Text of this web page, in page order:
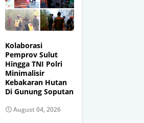
Kolaborasi
Pemprov Sulut
Hingga TNI Polri
Minimalisir
Kebakaran Hutan
Di Gunung Soputan
August 04, 2026